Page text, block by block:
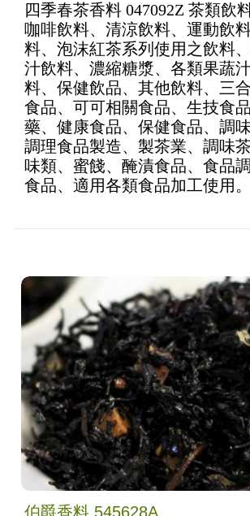
四季春茶香料 047092Z 茶類飲料
咖啡飲料、清涼飲料、運動飲
料、泡沫紅茶系列使用之飲料
汁飲料、濃縮糖漿、各類果蔬
料、保健飲品、其他飲料、三
食品、可可相關食品、生技食
藥、健康食品、保健食品、調味
調理食品製造、製茶業、調味
味類、蜜餞、醃漬食品、食品
食品、適用各類食品加工使用。
伯爵香料 545628A